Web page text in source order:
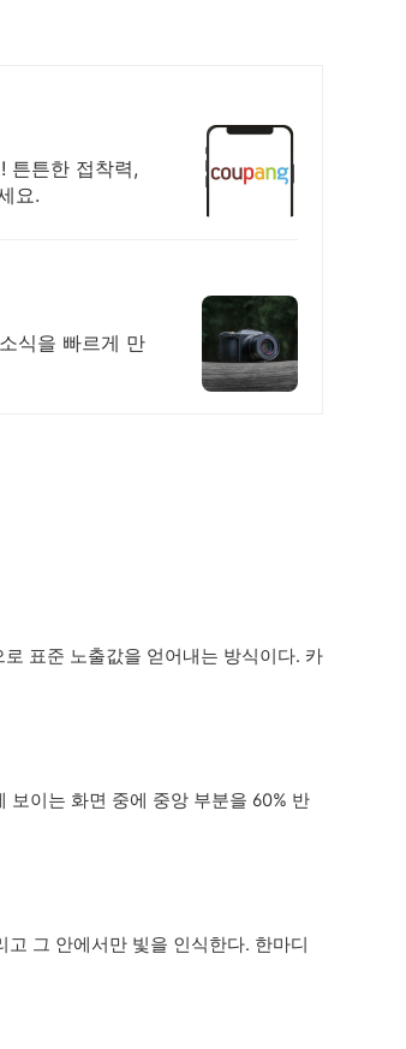
튼튼한 접착력,
요.
식을 빠르게 만
표준 노출값을 얻어내는 방식이다. 카
보이는 화면 중에 중앙 부분을 60% 반
그 안에서만 빛을 인식한다. 한마디